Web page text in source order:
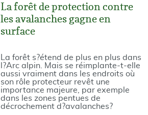
La forêt de protection contre
les avalanches gagne en
surface
La forêt s?étend de plus en plus dans
l?Arc alpin. Mais se réimplante-t-elle
aussi vraiment dans les endroits où
son rôle protecteur revêt une
importance majeure, par exemple
dans les zones pentues de
décrochement d?avalanches?